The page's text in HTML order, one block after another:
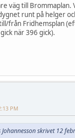
väg till Brommaplan.
runt på helger
från Fridhemsplan
när 396 gick).
PM
skrivet 12